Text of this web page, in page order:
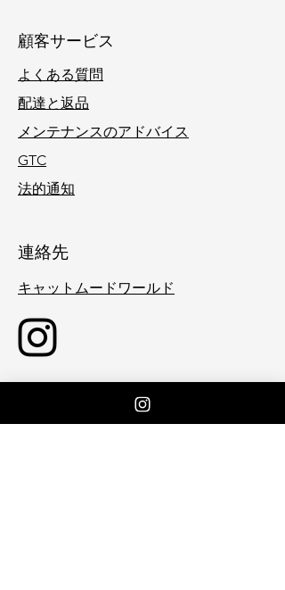
顧客サービス
よくある質問
配達と返品
メンテナンスのアドバイス
GTC
法的通知
連絡先
キャットムードワールド